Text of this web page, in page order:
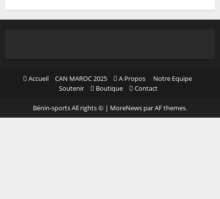
Accueil CAN MAROC 2025 A Propos
Notre Equipe
Soutenir
Boutique Contact
Bénin-sports All rights © | MoreNews par AF themes.